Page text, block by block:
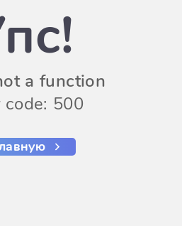
a function
code: 500